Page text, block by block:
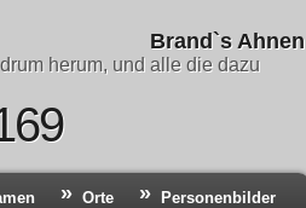
Brand`s Ahnen
herum, und alle die dazu
Orte
Personenbilder